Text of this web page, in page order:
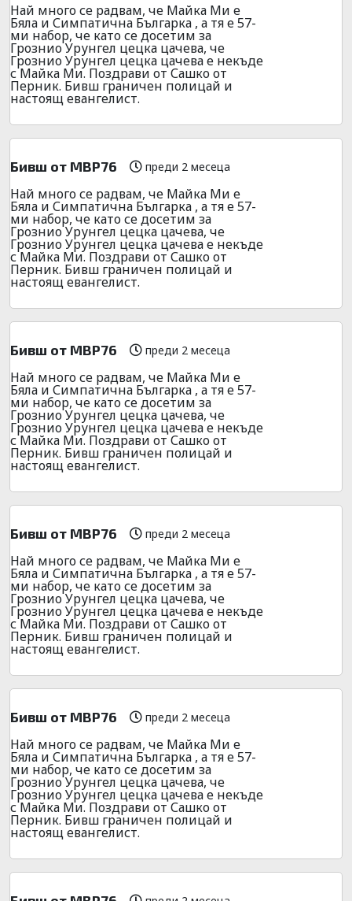
Най много се радвам, че Майка Ми е
Бяла и Симпатична Българка , а тя е 57-
ми набор, че като се досетим за
Грознио Урунгел цецка цачева, че
Грознио Урунгел цецка цачева е некъде
с Майка Ми. Поздрави от Сашко от
Перник. Бивш граничен полицай и
настоящ евангелист.
Бивш от МВР76 преди 2 месеца
Най много се радвам, че Майка Ми е
Бяла и Симпатична Българка , а тя е 57-
ми набор, че като се досетим за
Грознио Урунгел цецка цачева, че
Грознио Урунгел цецка цачева е некъде
с Майка Ми. Поздрави от Сашко от
Перник. Бивш граничен полицай и
настоящ евангелист.
Бивш от МВР76 преди 2 месеца
Най много се радвам, че Майка Ми е
Бяла и Симпатична Българка , а тя е 57-
ми набор, че като се досетим за
Грознио Урунгел цецка цачева, че
Грознио Урунгел цецка цачева е некъде
с Майка Ми. Поздрави от Сашко от
Перник. Бивш граничен полицай и
настоящ евангелист.
Бивш от МВР76 преди 2 месеца
Най много се радвам, че Майка Ми е
Бяла и Симпатична Българка , а тя е 57-
ми набор, че като се досетим за
Грознио Урунгел цецка цачева, че
Грознио Урунгел цецка цачева е некъде
с Майка Ми. Поздрави от Сашко от
Перник. Бивш граничен полицай и
настоящ евангелист.
Бивш от МВР76 преди 2 месеца
Най много се радвам, че Майка Ми е
Бяла и Симпатична Българка , а тя е 57-
ми набор, че като се досетим за
Грознио Урунгел цецка цачева, че
Грознио Урунгел цецка цачева е некъде
с Майка Ми. Поздрави от Сашко от
Перник. Бивш граничен полицай и
настоящ евангелист.